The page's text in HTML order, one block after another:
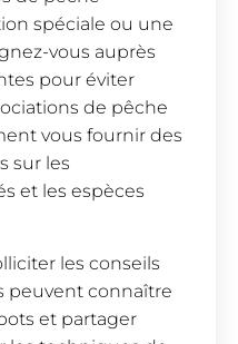
spéciale ou une
vous auprès
pour éviter
de pêche
vous fournir des
sur les
et les espèces
les conseils
peuvent connaître
et partager